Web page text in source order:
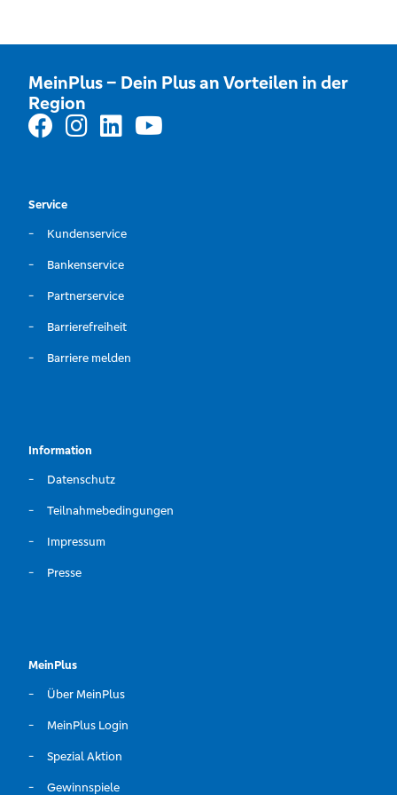
MeinPlus – Dein Plus an Vorteilen in der
Region
Service
Kundenservice
Bankenservice
Partnerservice
Barrierefreiheit
Barriere melden
Information
Datenschutz
Teilnahmebedingungen
Impressum
Presse
MeinPlus
Über MeinPlus
MeinPlus Login
Spezial Aktion
Gewinnspiele